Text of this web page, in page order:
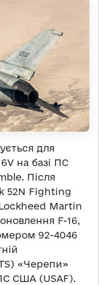
для
на базі ПС
Після
52N Fighting
Martin
F-16,
92-4046
«Черепи»
США (USAF).